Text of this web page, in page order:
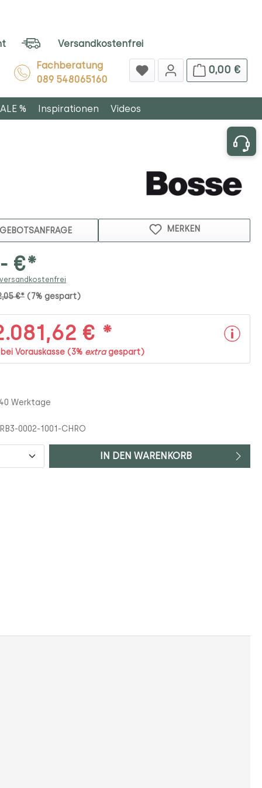
Versandkostenfrei
Fachberatung
089 548065160
0,00 €
% Inspirationen Videos
MERKEN
€*
€* (7% gespart)
€ *
Vorauskasse (3% extragespart)
Werktage
0002-1001-CHRO
IN DEN WARENKORB